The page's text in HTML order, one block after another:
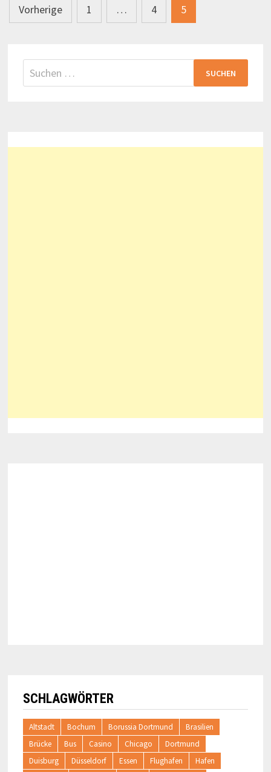
Seitennummerierung
der
Vorherige 1 … 4 5
Suchen
nach:
SCHLAGWÖRTER
Altstadt Bochum Borussia Dortmund
Brasilien
Brücke
Bus Casino Chicago
Dortmund
Duisburg
Düsseldorf Essen Flughafen
Hafen